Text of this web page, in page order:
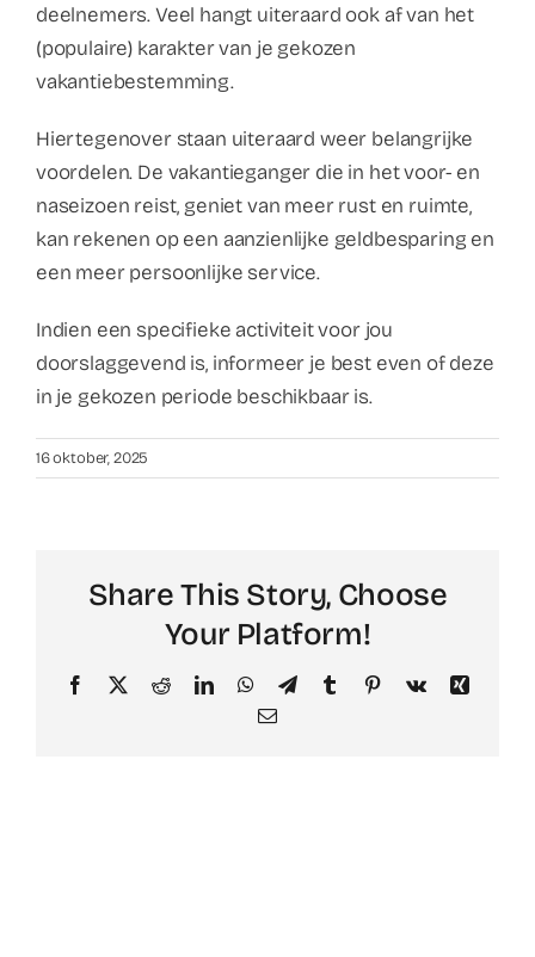
deelnemers. Veel hangt uiteraard ook af van het
(populaire) karakter van je gekozen
vakantiebestemming.
Hiertegenover staan uiteraard weer belangrijke
voordelen. De vakantieganger die in het voor- en
naseizoen reist, geniet van meer rust en ruimte,
kan rekenen op een aanzienlijke geldbesparing en
een meer persoonlijke service.
Indien een specifieke activiteit voor jou
doorslaggevend is, informeer je best even of deze
in je gekozen periode beschikbaar is.
16 oktober, 2025
Share This Story, Choose
Your Platform!
Facebook
X RedditLinkedInWhatsApp
TelegramTumblr PinterestVk
Xing
Email